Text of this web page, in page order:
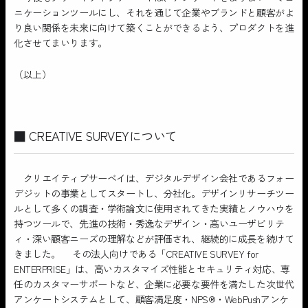
ニケーションツールにし、それを通じて企業やブランドと顧客がよ
り良い関係を未来に向けて築くことができるよう、プロダクトを進
化させてまいります。
（以上）
■ CREATIVE SURVEYについて
クリエイティブサーベイは、デジタルデザイン会社であるフォー
デジットの事業としてスタートし、分社化。デザインリサーチツー
ルとして多くの調査・学術論文に使用されてきた実績とノウハウを
持つツールで、先進の技術・秀逸なデザイン・高いユーザビリテ
ィ・深い顧客ニーズの理解などが評価され、継続的に成長を続けて
きました。 その法人向けである「CREATIVE SURVEY for
ENTERPRISE」は、高いカスタマイズ性能とセキュリティ対応、専
任のカスタマーサポートなど、企業に必要な要件を満たした次世代
アンケートシステムとして、顧客満足度・NPS®・WebPushアンケ